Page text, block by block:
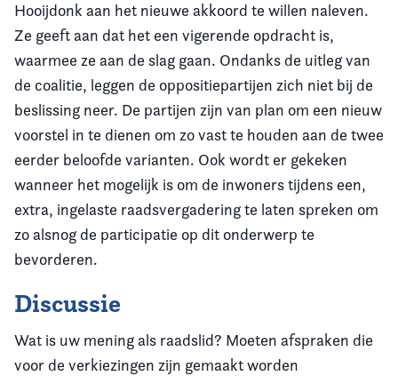
Hooijdonk aan het nieuwe akkoord te willen naleven.
Ze geeft aan dat het een vigerende opdracht is,
waarmee ze aan de slag gaan. Ondanks de uitleg van
de coalitie, leggen de oppositiepartijen zich niet bij de
beslissing neer. De partijen zijn van plan om een nieuw
voorstel in te dienen om zo vast te houden aan de twee
eerder beloofde varianten. Ook wordt er gekeken
wanneer het mogelijk is om de inwoners tijdens een,
extra, ingelaste raadsvergadering te laten spreken om
zo alsnog de participatie op dit onderwerp te
bevorderen.
Discussie
Wat is uw mening als raadslid? Moeten afspraken die
voor de verkiezingen zijn gemaakt worden